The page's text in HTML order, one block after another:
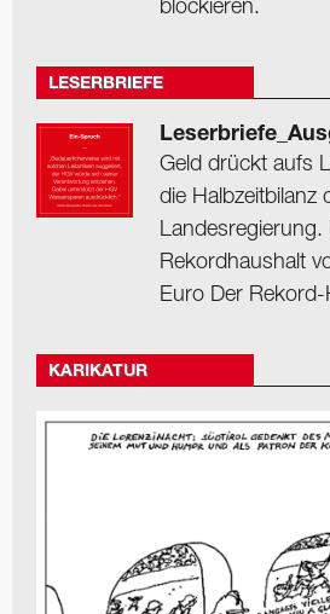
blockieren.
LESERBRIEFE
Geld drückt aufs
die Halbzeitbilanz
Rekordhaushalt
Euro Der
KARIKATUR